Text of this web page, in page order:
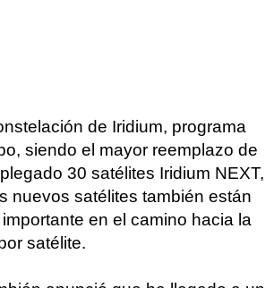
de Iridium, programa
siendo el mayor reemplazo de
30 satélites Iridium NEXT,
nuevos satélites también están
en el camino hacia la
satélite.